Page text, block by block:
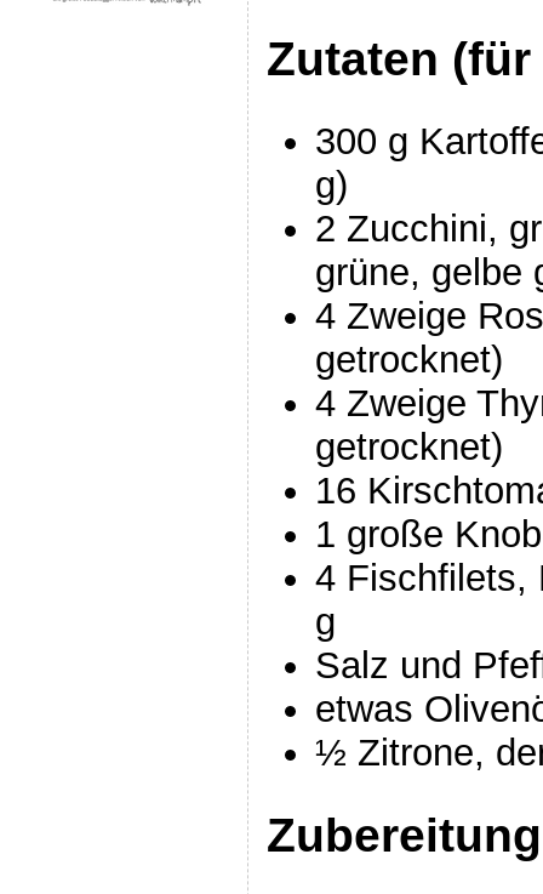
Zutaten
300 g
g)
2 Zucchini,
grüne, gelbe
4 Zweige
getrocknet)
4 Zweige
getrocknet)
16
1 große
4 Fischfilets,
g
Salz und
etwas
½ Zitrone,